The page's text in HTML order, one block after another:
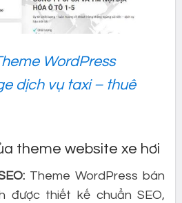
WordPress
dịch vụ taxi – thuê
theme website xe hơi
Theme WordPress bán
được thiết kế chuẩn SEO,